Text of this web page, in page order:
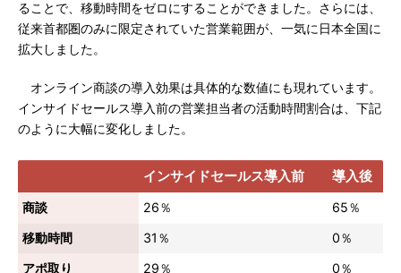
ることで、移動時間をゼロにすることができました。さらには、
従来首都圏のみに限定されていた営業範囲が、一気に日本全国に
拡大しました。
オンライン商談の導入効果は具体的な数値にも現れています。
インサイドセールス導入前の営業担当者の活動時間割合は、下記
のように大幅に変化しました。
インサイドセールス導入前 導入後
商談 26％
65％
移動時間
31％
0％
アポ取り
29％
0％